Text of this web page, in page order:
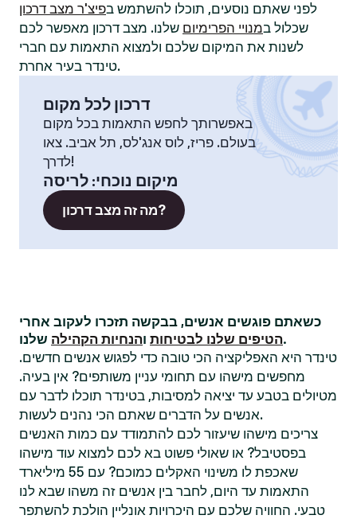
לפני שאתם נוסעים, תוכלו להשתמש בפיצ'ר מצב דרכון
שכלול במנויי הפרימיום שלנו. מצב דרכון מאפשר לכם
לשנות את המיקום שלכם ולמצוא התאמות עם חברי
טינדר בעיר אחרת.
דרכון לכל מקום
באפשרותך לחפש התאמות בכל מקום
בעולם. פריז, לוס אנג'לס, תל אביב. צאו
לדרך!
מיקום נוכחי: לריסה
מה זה מצב דרכון?
כשאתם פוגשים אנשים, בבקשה תזכרו לעקוב אחרי
הטיפים שלנו לבטיחות והנחיות הקהילה
שלנו.
טינדר היא האפליקציה הכי טובה כדי לפגוש אנשים חדשים.
מחפשים מישהו עם תחומי עניין משותפים? אין בעיה.
מטיולים בטבע עד יציאה למסיבות, בטינדר תוכלו לדבר עם
אנשים על הדברים שאתם הכי נהנים לעשות.
צריכים מישהו שיעזור לכם להתמודד עם כמות האנשים
בפסטיבל? או שאולי פשוט בא לכם למצוא עוד מישהו
שאכפת לו משינוי האקלים כמוכם? עם 55 מיליארד
התאמות עד היום, לחבר בין אנשים זה משהו שבא לנו
טבעי. החוויה שלכם עם היכרויות אונליין הולכת להשתפר